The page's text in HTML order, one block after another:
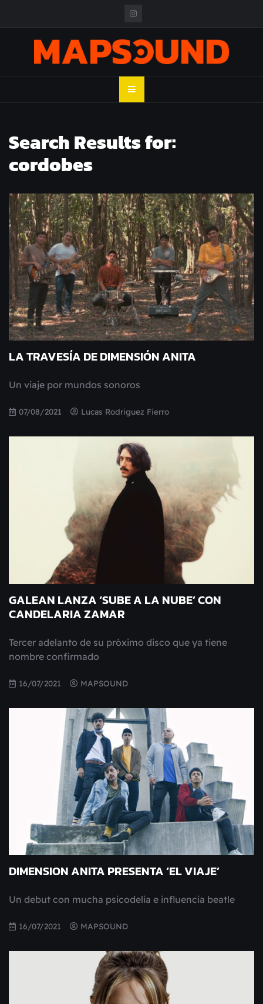
MAPSOUND
Search Results for:
cordobes
LA TRAVESÍA DE DIMENSIÓN ANITA
Un viaje por mundos sonoros
07/08/2021 Lucas Rodriguez Fierro
GALEAN LANZA ‘SUBE A LA NUBE’ CON
CANDELARIA ZAMAR
Tercer adelanto de su próximo disco que ya tiene
nombre confirmado
16/07/2021 MAPSOUND
DIMENSION ANITA PRESENTA ‘EL VIAJE’
Un debut con mucha psicodelia e influencia beatle
16/07/2021 MAPSOUND